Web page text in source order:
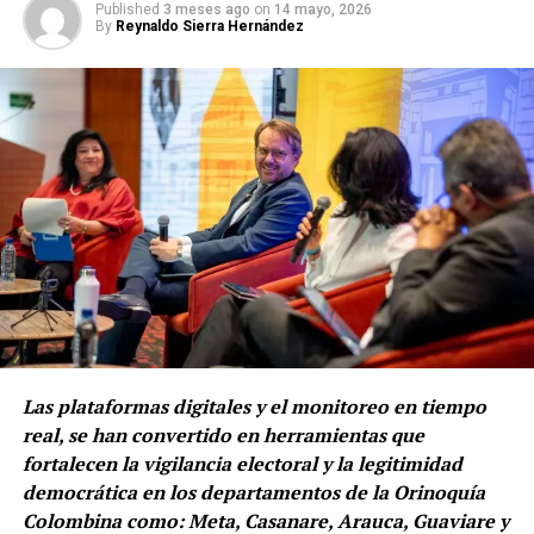
El documento, elaborado por el Observatorio de
Conflictividad Social de la entidad, indica que entre el
2022 y abril del 2024 hubo 665 conflictos sociales en el
sector transporte, eventos que ocurrieron en 227
municipios de 28 departamentos y en Bogotá.
De acuerdo con lo identificado en el informe, Antioquia
presentó el mayor número de casos, con 69 (10% de los
eventos); le siguieron Bogotá, con 65; Santander, con
54; Bolívar, con 48; Atlántico, con 39; Cundinamarca,
Published 3 meses ago on 14 mayo, 2026
By Reynaldo Sierra Hernández
Las plataformas digitales y el monitoreo en tiempo
real, se han convertido en herramientas que
fortalecen la vigilancia electoral y la legitimidad
democrática en los departamentos de la Orinoquía
Colombina como: Meta, Casanare, Arauca, Guaviare y